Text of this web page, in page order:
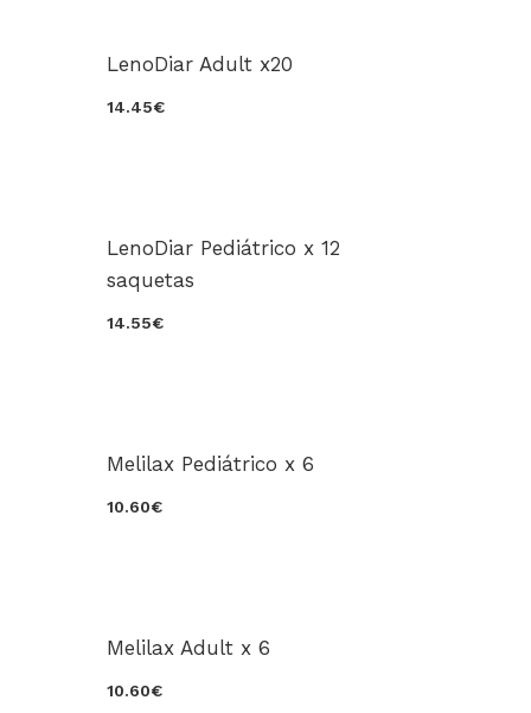
LenoDiar Adult x20
14.45€
LenoDiar Pediátrico x 12
saquetas
14.55€
Melilax Pediátrico x 6
10.60€
Melilax Adult x 6
10.60€